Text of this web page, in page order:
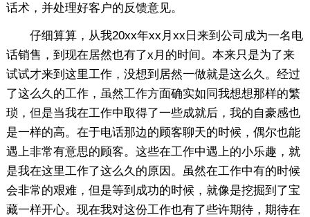
话术，并处理好客户的反馈意见。
仔细算算，从我20xx年xx月xx日来到公司成为一名电
话销售，到现在居然也有了x月的时间。本来只是为了来
试试才来到这里工作，没想到居然一做就是这么久。经过
了这么久的工作，虽然工作方面确实如同我想想那样的繁
琐，但是当我在工作中取得了一些成就后，我的自豪感也
是一样的高。在于电话那边的顾客聊天的时候，偶尔也能
遇上非常有意思的顾客。这些在工作中遇上的小乐趣，就
是我在这里工作了这么久的原因。虽然在工作中有的时候
会非常的艰难，但是等到成功的时候，就像是挖掘到了宝
藏一样开心。现在我对这份工作也有了些许期待，期待在